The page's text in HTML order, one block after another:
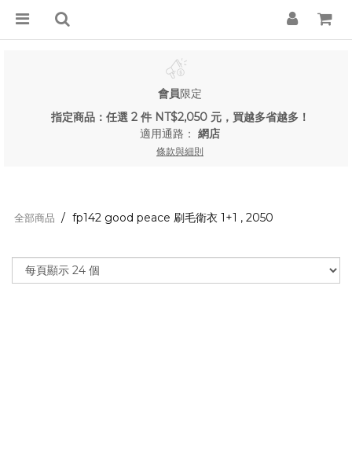
會員限定
指定商品：任選 2 件 NT$2,050 元，買越多省越多！
適用通路： 網店
條款與細則
全部商品 fp142 good peace 刷毛衛衣 1+1 , 2050